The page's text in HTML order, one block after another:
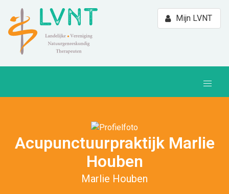
Mijn LVNT
Acupunctuurpraktijk Marlie
Houben
Marlie Houben